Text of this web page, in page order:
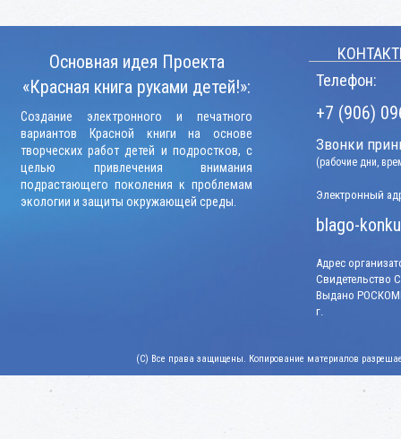
Основная идея Проекта
«Красная книга руками детей!»:
Создание электронного и печатного
вариантов Красной книги на основе
творческих работ детей и подростков, с
целью привлечения внимания
подрастающего поколения к проблемам
экологии и защиты окружающей среды.
Телефон:
+7 (906)
Звонки
(рабочие дни,
Электронный
blago-
Адрес
Свидетельство
Выдано
г.
(C) Все права защищены. Копирование материалов